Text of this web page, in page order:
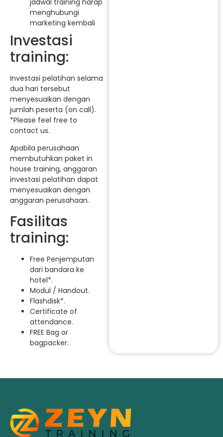
menghubungi
marketing kembali
Investasi
training:
Investasi pelatihan selama
dua hari tersebut
menyesuaikan dengan
jumlah peserta (on call).
*Please feel free to
contact us.
Apabila perusahaan
membutuhkan paket in
house training, anggaran
investasi pelatihan dapat
menyesuaikan dengan
anggaran perusahaan.
Fasilitas
training:
Free Penjemputan
dari bandara ke
hotel*.
Modul / Handout.
Flashdisk*.
Certificate of
attendance.
FREE Bag or
bagpacker.